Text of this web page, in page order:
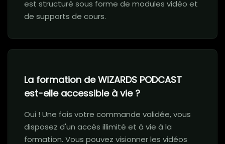
est structuré sous forme de modules vidéo et
de supports de cours.
La formation de WIZARDS PODCAST
est-elle accessible à vie ?
Oui ! Une fois votre commande validée, vous
disposez d'un accès illimité et à vie à la
formation. Vous pouvez visionner les vidéos